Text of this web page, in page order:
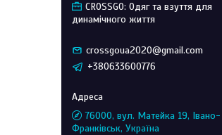
CROSSGO: Одяг та взуття для
динамічного життя
crossgoua2020@gmail.com
+380633600776
76000, вул. Матейка 19, Івано-
Франківськ, Україна